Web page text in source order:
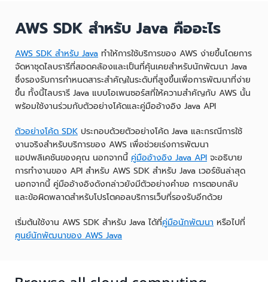
AWS SDK สำหรับ Java คืออะไร
AWS SDK สำหรับ Java ทำให้การใช้บริการของ AWS ง่ายขึ้นโดยการ
จัดหาชุดไลบรารีที่สอดคล้องและเป็นที่คุ้นเคยสำหรับนักพัฒนา Java
ซึ่งรองรับการกำหนดสาระสำคัญในระดับที่สูงขึ้นเพื่อการพัฒนาที่ง่าย
ขึ้น ทั้งนี้ไลบรารี Java แบบโอเพนซอร์สที่ให้ความสำคัญกับ AWS นั้น
พร้อมใช้งานร่วมกับตัวอย่างโค้ดและคู่มืออ้างอิง Java API
ตัวอย่างโค้ด SDK ประกอบด้วยตัวอย่างโค้ด Java และกรณีการใช้
งานจริงสำหรับบริการของ AWS เพื่อช่วยเร่งการพัฒนา
แอปพลิเคชันของคุณ นอกจากนี้ คู่มืออ้างอิง Java API จะอธิบาย
การทำงานของ API สำหรับ AWS SDK สำหรับ Java เวอร์ชันล่าสุด
นอกจากนี้ คู่มืออ้างอิงดังกล่าวยังมีตัวอย่างคำขอ การตอบกลับ
และข้อผิดพลาดสำหรับโปรโตคอลบริการเว็บที่รองรับอีกด้วย
เริ่มต้นใช้งาน AWS SDK สำหรับ Java ได้ที่คู่มือนักพัฒนา หรือไปที่
ศูนย์นักพัฒนาของ AWS Java